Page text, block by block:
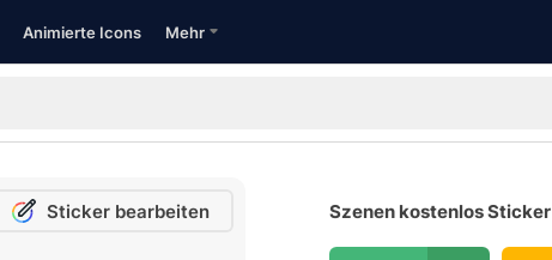
Animierte Icons Mehr
Sticker bearbeiten Szenen kostenlos Sticker